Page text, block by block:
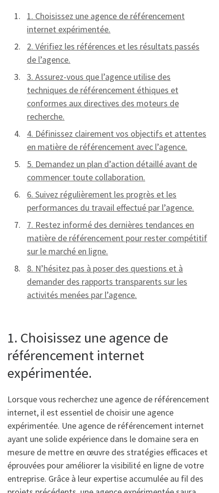
1. Choisissez une agence de référencement
internet expérimentée.
2. Vérifiez les références et les résultats passés
de l’agence.
3. Assurez-vous que l’agence utilise des
techniques de référencement éthiques et
conformes aux directives des moteurs de
recherche.
4. Définissez clairement vos objectifs et attentes
en matière de référencement avec l’agence.
5. Demandez un plan d’action détaillé avant de
commencer toute collaboration.
6. Suivez régulièrement les progrès et les
performances du travail effectué par l’agence.
7. Restez informé des dernières tendances en
matière de référencement pour rester compétitif
sur le marché en ligne.
8. N’hésitez pas à poser des questions et à
demander des rapports transparents sur les
activités menées par l’agence.
1. Choisissez une agence de
référencement internet
expérimentée.
Lorsque vous recherchez une agence de référencement
internet, il est essentiel de choisir une agence
expérimentée. Une agence de référencement internet
ayant une solide expérience dans le domaine sera en
mesure de mettre en œuvre des stratégies efficaces et
éprouvées pour améliorer la visibilité en ligne de votre
entreprise. Grâce à leur expertise accumulée au fil des